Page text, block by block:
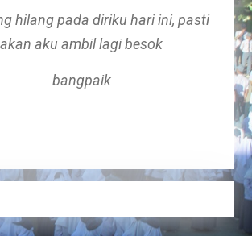
hilang pada diriku hari ini, pasti
akan aku ambil lagi besok
bangpaik